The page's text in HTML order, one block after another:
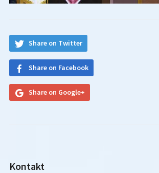
Share on Twitter
Share on Facebook
Share on Google+
Kontakt